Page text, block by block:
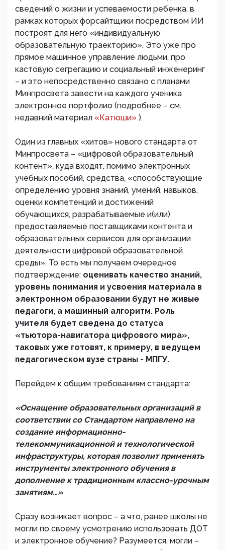
сведений о жизни и успеваемости ребенка, в
рамках которых форсайтщики посредством ИИ
построят для него «индивидуальную
образовательную траекторию». Это уже про
прямое машинное управление людьми, про
кастовую сегрегацию и социальный инженеринг
– и это непосредственно связано с планами
Минпросвета завести на каждого ученика
электронное портфолио (подробнее – см.
недавний материал «Катюши» ).
Один из главных «хитов» нового стандарта от
Минпросвета – «цифровой образовательный
контент», куда входят, помимо электронных
учебных пособий, средства, «способствующие
определению уровня знаний, умений, навыков,
оценки компетенций и достижений
обучающихся, разрабатываемые и(или)
предоставляемые поставщиками контента и
образовательных сервисов для организации
деятельности цифровой образовательной
среды». То есть мы получаем очередное
подтверждение: оценивать качество знаний,
уровень понимания и усвоения материала в
электронном образовании будут не живые
педагоги, а машинный алгоритм. Роль
учителя будет сведена до статуса
«тьютора-навигатора цифрового мира»,
таковых уже готовят, к примеру, в ведущем
педагогическом вузе страны - МПГУ.
Перейдем к общим требованиям стандарта:
«Оснащение образовательных организаций в
соответствии со Стандартом направлено на
создание информационно-
телекоммуникационной и технологической
инфраструктуры, которая позволит применять
инструменты электронного обучения в
дополнение к традиционным классно-урочным
занятиям…»
Сразу возникает вопрос – а что, ранее школы не
могли по своему усмотрению использовать ДОТ
и электронное обучение? Разумеется, могли –